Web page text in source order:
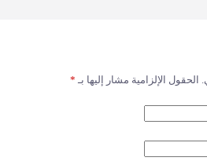
الحقول الإلزامية مشار إليها بـ *